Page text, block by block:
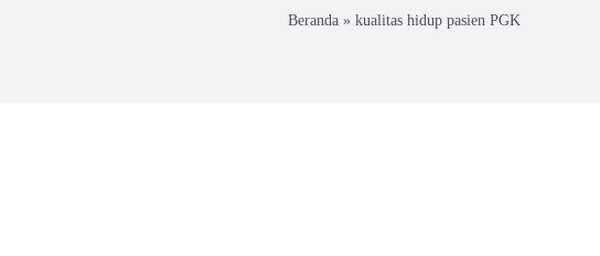
Beranda » kualitas hidup pasien PGK